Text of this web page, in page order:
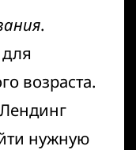
.
возраста.
нужную